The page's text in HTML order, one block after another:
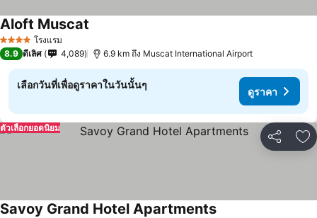
4 ดาว โรงแรม
Aloft Muscat
8.9 ดีเลิศ 4,089 6.9 km ถึง Muscat International Airport
เลือกวันที่เพื่อดูราคาในวันนั้นๆ
ดูราคา
แชร์ เ
ตัวเลือกยอดนิยม
Savoy Grand Hotel Apartments